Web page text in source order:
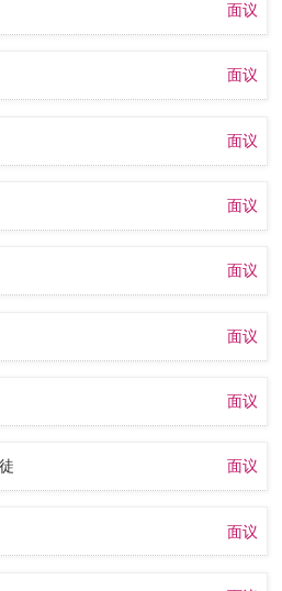
面议
面议
面议
面议
面议
面议
面议
面议
面议